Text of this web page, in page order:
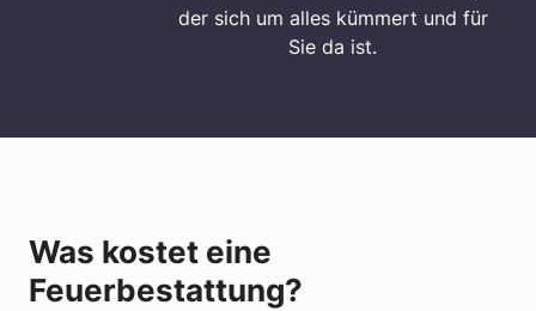
der sich um alles kümmert und für
Sie da ist.
Was kostet eine
Feuerbestattung?